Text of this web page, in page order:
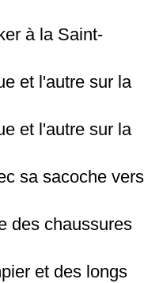
à la Saint-
et l'autre sur la
et l'autre sur la
sa sacoche vers
des chaussures
et des longs